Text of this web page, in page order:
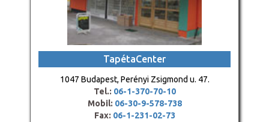
TapétaCenter
1047 Budapest, Perényi Zsigmond u. 47.
Tel.: 06-1-370-70-10
Mobil: 06-30-9-578-738
Fax: 06-1-231-02-73